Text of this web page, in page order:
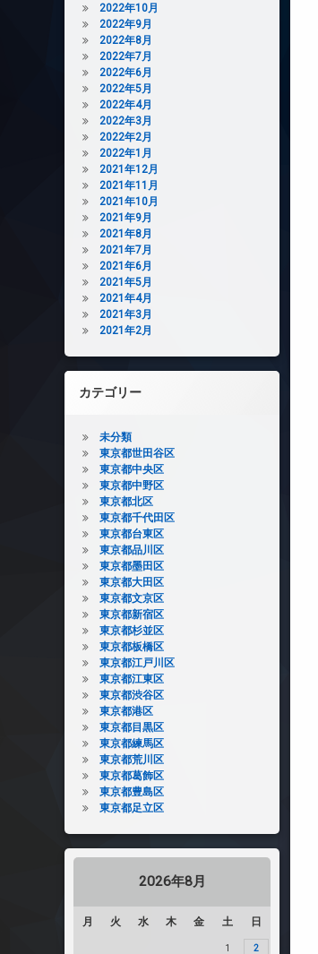
2022年10月
2022年9月
2022年8月
2022年7月
2022年6月
2022年5月
2022年4月
2022年3月
2022年2月
2022年1月
2021年12月
2021年11月
2021年10月
2021年9月
2021年8月
2021年7月
2021年6月
2021年5月
2021年4月
2021年3月
2021年2月
カテゴリー
未分類
東京都世田谷区
東京都中央区
東京都中野区
東京都北区
東京都千代田区
東京都台東区
東京都品川区
東京都墨田区
東京都大田区
東京都文京区
東京都新宿区
東京都杉並区
東京都板橋区
東京都江戸川区
東京都江東区
東京都渋谷区
東京都港区
東京都目黒区
東京都練馬区
東京都荒川区
東京都葛飾区
東京都豊島区
東京都足立区
2026年8月
月 火 水 木 金 土 日
1 2